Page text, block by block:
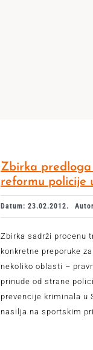
Zbirka
reformu policije
Datum: 23.02.2012.
Zbirka sadrži procenu
konkretne preporuke
nekoliko oblasti –
prinude od strane
prevencije kriminala u
nasilja na sportskim